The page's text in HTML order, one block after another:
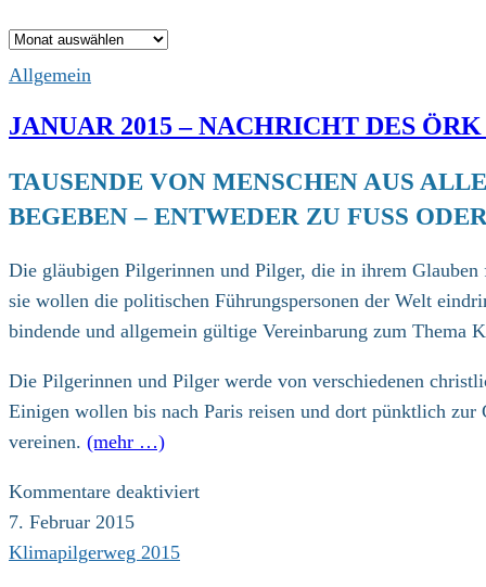
Archiv
Allgemein
JANUAR 2015 – NACHRICHT DES
TAUSENDE VON MENSCHEN AUS
BEGEBEN – ENTWEDER ZU FUSS
Die gläubigen Pilgerinnen und Pilger, die in ihrem
sie wollen die politischen Führungspersonen der Welt
bindende und allgemein gültige Vereinbarung zum Thema
Die Pilgerinnen und Pilger werde von verschiedenen
Einigen wollen bis nach Paris reisen und dort pünktlich
vereinen. (mehr …)
Kommentare deaktiviertfür
7. Februar 2015
Klimapilgerweg 2015